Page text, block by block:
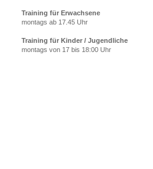
Training für Erwachsene
montags ab 17.45 Uhr
Training für Kinder / Jugendliche
montags von 17 bis 18:00 Uhr